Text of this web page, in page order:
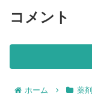
コメント
ホーム 薬剤